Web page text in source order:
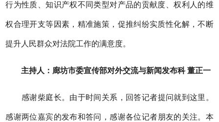
行为性质、知识产权不同类型对产品的贡献度、权利人的维
权合理开支等因素，精准施策，促推纠纷实质性化解，不断
提升人民群众对法院工作的满意度。
主持人：廊坊市委宣传部对外交流与新闻发布科 董正一
感谢柴庭长。由于时间关系，回答记者提问就到这里。
感谢两位嘉宾的发布和答问，感谢各位记者朋友的关注。本